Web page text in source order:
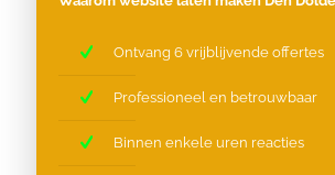
Ontvang 6 vrijblijvende offertes
Professioneel en betrouwbaar
Binnen enkele uren reacties